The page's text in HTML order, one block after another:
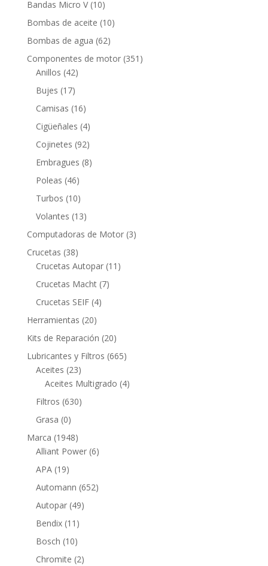
Bandas Micro V 1010
productos
Bombas de aceite 1010
Bombas de agua 6262
productos
Componentes de motor 351 351
Anillos 4242
Bujes 1717
productos
Camisas 1616
productos
Cigüeñales 44
productos
Cojinetes 9292
productos
Embragues 88
Poleas 4646
productos
Turbos 1010
productos
Volantes 1313
productos
Computadoras de Motor 33
Crucetas 3838
productos
Crucetas Autopar 11 11
Crucetas Macht 77
Crucetas SEIF 44
Herramientas 2020
productos
Kits de Reparación 2020
productos
Lubricantes y Filtros 665665
Aceites 2323
productos
Aceites Multigrado 44
Filtros 630630
Grasa 00
productos
Marca 19481948
productos
Alliant Power 66
APA 1919
productos
Automann 652652
Autopar 4949
Bendix 11 11
productos
Bosch 1010
productos
Chromite 22